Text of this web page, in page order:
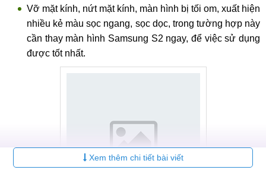
Vỡ mặt kính, nứt mặt kính, màn hình bị tối om, xuất hiện
nhiều kẻ màu sọc ngang, sọc dọc, trong tường hợp này
cần thay màn hình Samsung S2 ngay, để việc sử dụng
được tốt nhất.
Xem thêm chi tiết bài viết